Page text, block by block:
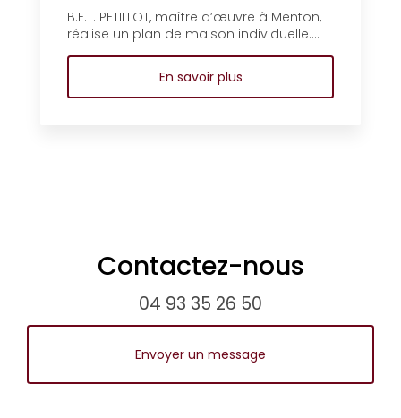
B.E.T. PETILLOT, maître d’œuvre à Menton,
réalise un plan de maison individuelle....
En savoir plus
Contactez-nous
04 93 35 26 50
Envoyer un message